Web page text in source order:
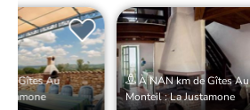
Gîtes Au
À NAN km de Gîtes Au
Monteil : La Justamone